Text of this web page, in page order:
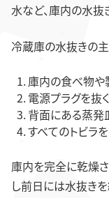
水など、庫内の水抜
冷蔵庫の水抜きの
庫内の食べ物や
電源プラグを抜く
背面にある蒸発
すべてのトビラ
庫内を完全に乾燥
し前日には水抜き